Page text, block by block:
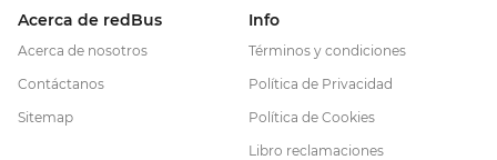
Acerca de redBus
Acerca de nosotros
Contáctanos
Sitemap
Info
Términos y condiciones
Política de Privacidad
Política de Cookies
Libro reclamaciones